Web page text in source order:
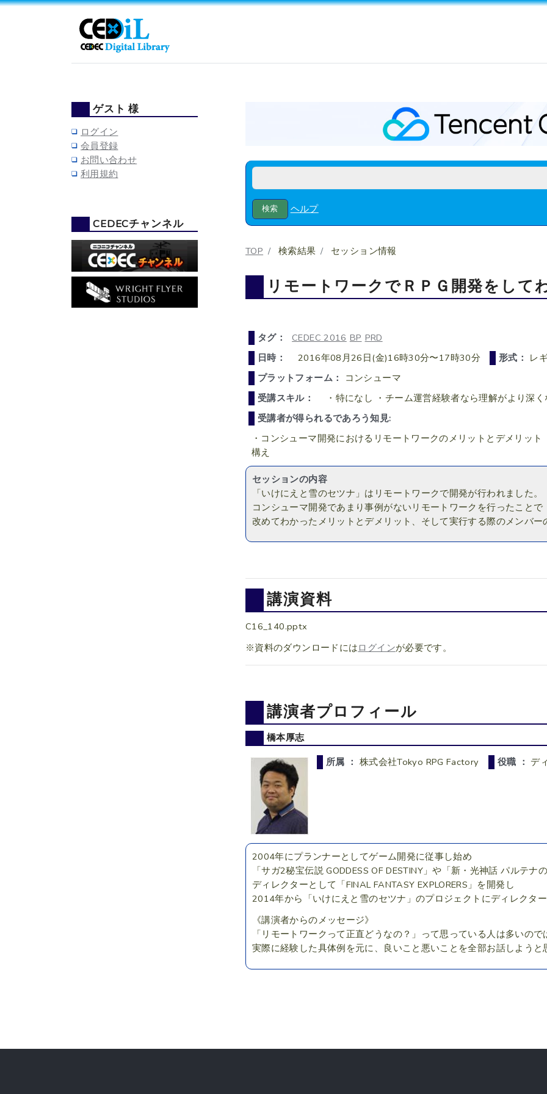
ヘルプ
TOP 検索結果 セッション情報
リモートワークでＲＰＧ開発をして
タグ： CEDEC 2016 BP PRD
日時：
2016年08月26日(金)16時30分〜17時30分 形式： レ
プラットフォーム：
コンシューマ
受講スキル：
・特になし ・チーム運営経験者なら理解がより深
受講者が得られるであろう知見:
・コンシューマ開発におけるリモートワークのメリットとデメリッ
構え
セッションの内容
「いけにえと雪のセツナ」はリモートワークで開発が行われました。
コンシューマ開発であまり事例がないリモートワークを行ったことで
改めてわかったメリットとデメリット、そして実行する際のメンバー
講演資料
C16_140.pptx
※資料のダウンロードには ログインが必要です。
講演者プロフィール
橋本厚志
所属 ： 株式会社Tokyo RPG Factory 役職 ： デ
2004年にプランナーとしてゲーム開発に従事し始め
「サガ2秘宝伝説 GODDESS OF DESTINY」や「新・光神話 パルテナ
ディレクターとして「FINAL FANTASY EXPLORERS」を開発し
2014年から「いけにえと雪のセツナ」のプロジェクトにディレクター
《講演者からのメッセージ》
「リモートワークって正直どうなの？」って思っている人は多いので
実際に経験した具体例を元に、良いこと悪いことを全部お話しようと
ゲスト 様
ログイン
会員登録
お問い合わせ
利用規約
CEDECチャンネル